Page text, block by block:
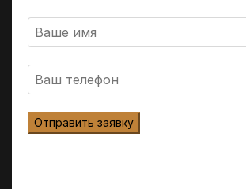
Отправить заявку